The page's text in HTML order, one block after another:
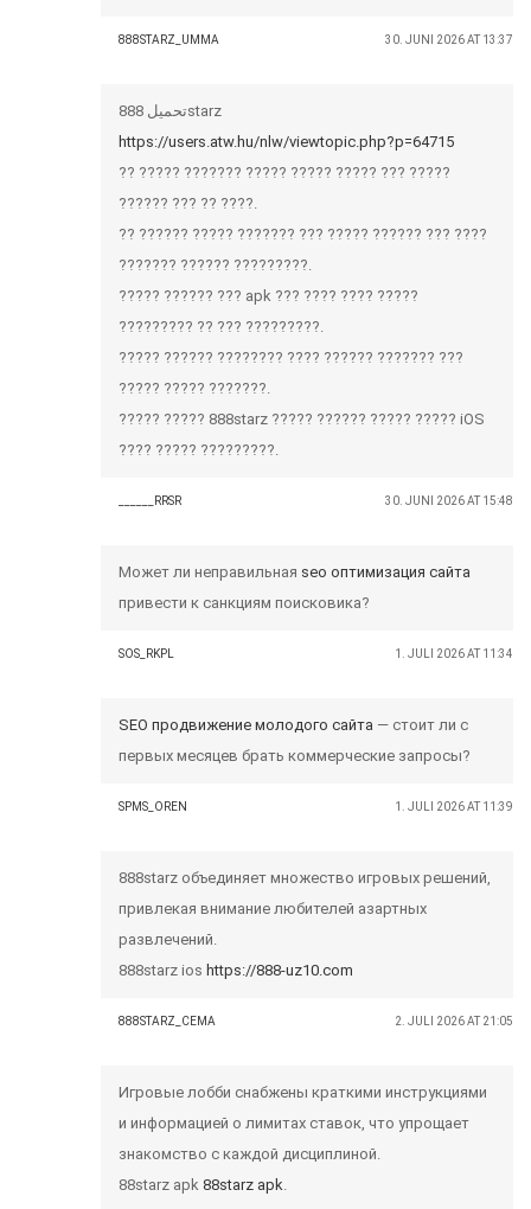
888STARZ_UMMA 30. JUNI 2026 AT 13:37
تحميل 888starz
https://users.atw.hu/nlw/viewtopic.php?p=64715
?? ????? ??????? ????? ????? ????? ??? ?????
?????? ??? ?? ????.
?? ?????? ????? ??????? ??? ????? ?????? ??? ????
??????? ?????? ?????????.
????? ?????? ??? apk ??? ???? ???? ?????
????????? ?? ??? ?????????.
????? ?????? ???????? ???? ?????? ??????? ???
????? ????? ???????.
????? ????? 888starz ????? ?????? ????? ????? iOS
???? ????? ?????????.
______RRSR 30. JUNI 2026 AT 15:48
Может ли неправильная seo оптимизация сайта
привести к санкциям поисковика?
SOS_RKPL 1. JULI 2026 AT 11:34
SEO продвижение молодого сайта — стоит ли с
первых месяцев брать коммерческие запросы?
SPMS_OREN 1. JULI 2026 AT 11:39
888starz объединяет множество игровых решений,
привлекая внимание любителей азартных
развлечений.
888starz ios https://888-uz10.com
888STARZ_CEMA 2. JULI 2026 AT 21:05
Игровые лобби снабжены краткими инструкциями
и информацией о лимитах ставок, что упрощает
знакомство с каждой дисциплиной.
88starz apk 88starz apk.